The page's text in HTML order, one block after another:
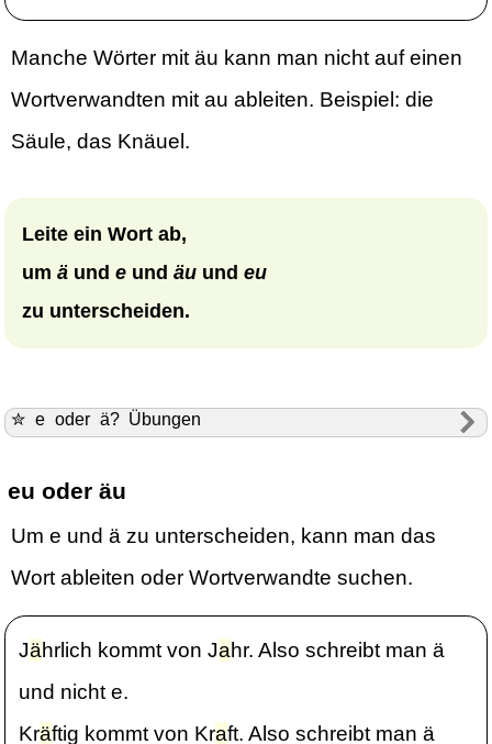
Manche Wörter mit äu kann man nicht auf einen
Wortverwandten mit au ableiten. Beispiel: die
Säule, das Knäuel.
Leite ein Wort ab,
umä und e und äu undeu
zu unterscheiden.
✮ e oder ä? Übungen
eu oder äu
Um e und ä zu unterscheiden, kann man das
Wort ableiten oder Wortverwandte suchen.
Jährlich kommt von Jahr. Also schreibt man ä
und nicht e.
Kräftig kommt von Kraft. Also schreibt man ä